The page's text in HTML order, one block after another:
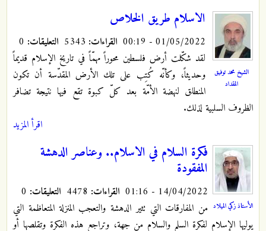
الشيخ محمد توفيق
المقداد
الاسلام طريق الخلاص
01/05/2022 - 00:19 القراءات: التعليقات:
لقد شكّلت أرض فلسطين محوراً مهمّاً في تاريخ الإسلام قديماً
وحديثاً، وكأنّه كُتِب على تلك الأرض المقدّسة أن تكون
المنطلق لنهضة الأمّة بعد كلّ كبوة تقع فيها نتيجة تضافر
الظروف السلبية لذلك.
اقرأ المزيد
الأستاذ زكي الميلاد
فكرة السلام في الاسلام.. وعناصر الدهشة
المفقودة
14/04/2022 - 01:16 القراءات: التعليقات:
من المفارقات التي تثير الدهشة والتعجب المنزلة المتعاظمة التي
يوليها الإسلام لفكرة السلم والسلام من جهة، وتراجع هذه الفكرة وتقلصها أو